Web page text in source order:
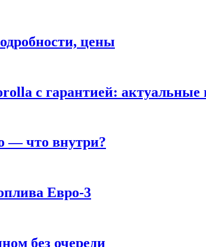
цены
с гарантией:
— что внутри?
Евро-3
без очереди